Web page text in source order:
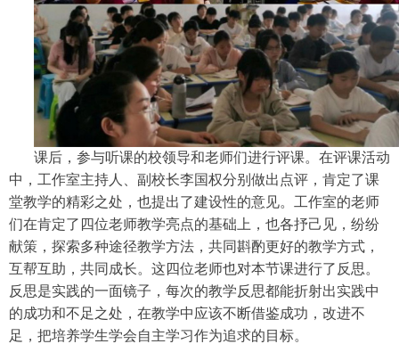
课后，参与听课的校领导和老师们进行评课。在评课活动
中，工作室主持人、副校长李国权分别做出点评，肯定了课
堂教学的精彩之处，也提出了建设性的意见。工作室的老师
们在肯定了四位老师教学亮点的基础上，也各抒己见，纷纷
献策，探索多种途径教学方法，共同斟酌更好的教学方式，
互帮互助，共同成长。这四位老师也对本节课进行了反思。
反思是实践的一面镜子，每次的教学反思都能折射出实践中
的成功和不足之处，在教学中应该不断借鉴成功，改进不
足，把培养学生学会自主学习作为追求的目标。